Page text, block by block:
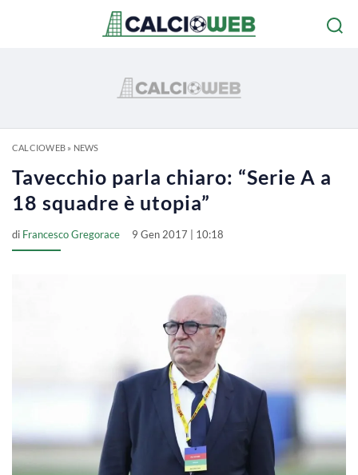
CALCIOWEB» NEWS
Tavecchio parla chiaro: “Serie A a
18 squadre è utopia”
di Francesco Gregorace 9 Gen 2017 | 10:18